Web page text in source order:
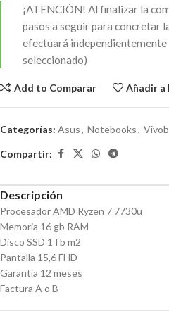
¡ATENCIÓN! Al finalizar la
pasos a seguir para concretar
efectuará independientemente
seleccionado)
Add to Comparar Añadir a
Categorías: Asus, Notebooks,
Compartir:
Descripción
Procesador AMD Ryzen 7 7730u
Memoria 16 gb RAM
Disco SSD 1Tb m2
Pantalla 15,6 FHD
Garantía 12 meses
Factura A o B